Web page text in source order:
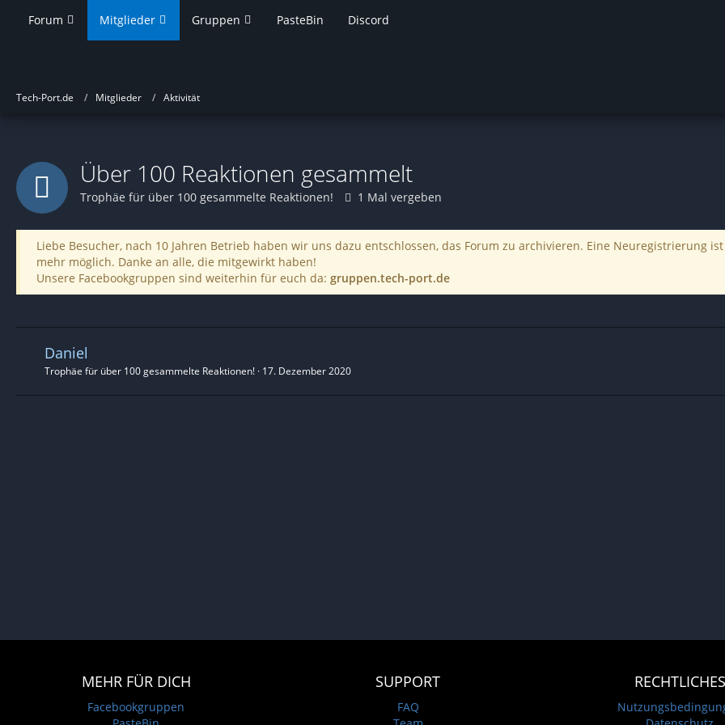
Forum Mitglieder Gruppen PasteBin Discord
Tech-Port.de Mitglieder Aktivität
Über 100 Reaktionen gesammelt
Trophäe für über 100 gesammelte Reaktionen! 1 Mal vergeben
Liebe Besucher, nach 10 Jahren Betrieb haben wir uns dazu entschlossen, das Forum zu archivieren. Eine Neuregistrierung
mehr möglich. Danke an alle, die mitgewirkt haben!
Unsere Facebookgruppen sind weiterhin für euch da: gruppen.tech-port.de
Daniel
Trophäe für über 100 gesammelte Reaktionen! 17. Dezember 2020
MEHR FÜR DICH
Facebookgruppen
SUPPORT
FAQ
RECHTLICHES